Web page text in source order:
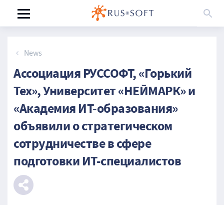
News
Ассоциация РУССОФТ, «Горький
Тех», Университет «НЕЙМАРК» и
«Академия ИТ-образования»
объявили о стратегическом
сотрудничестве в сфере
подготовки ИТ-специалистов